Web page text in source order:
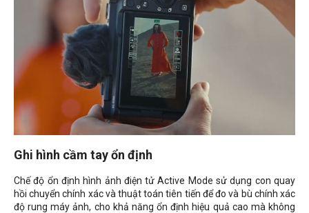
Ghi hình cầm tay ổn định
Chế độ ổn định hình ảnh điện tử Active Mode sử dụng con quay
hồi chuyển chính xác và thuật toán tiên tiến để đo và bù chính xác
độ rung máy ảnh, cho khả năng ổn định hiệu quả cao mà không